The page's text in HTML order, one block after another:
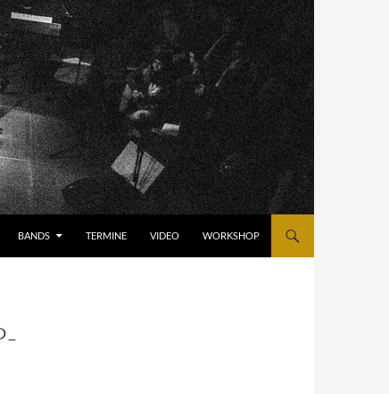
BANDS TERMINE VIDEO WORKSHOP